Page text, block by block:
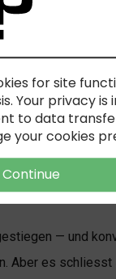
—
— und
Aber es schliesst
for site
Your privacy
to data
your cookies